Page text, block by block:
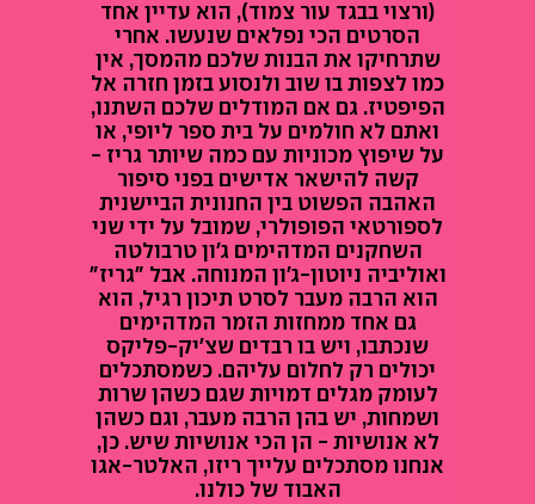
(ורצוי בבגד עור צמוד), הוא עדיין אחד
הסרטים הכי נפלאים שנעשו. אחרי
שתרחיקו את הבנות שלכם מהמסך, אין
כמו לצפות בו שוב ולנסוע בזמן חזרה אל
הפיפטיז. גם אם המודלים שלכם השתנו,
ואתם לא חולמים על בית ספר ליופי, או
על שיפוץ מכוניות עם כמה שיותר גריז -
קשה להישאר אדישים בפני סיפור
האהבה הפשוט בין החנונית הביישנית
לספורטאי הפופולרי, שמובל על ידי שני
השחקנים המדהימים ג'ון טרבולטה
ואוליביה ניוטון-ג'ון המנוחה. אבל "גריז"
הוא הרבה מעבר לסרט תיכון רגיל, הוא
גם אחד ממחזות הזמר המדהימים
שנכתבו, ויש בו רבדים שצ'יק-פליקס
יכולים רק לחלום עליהם. כשמסתכלים
לעומק מגלים דמויות שגם כשהן שרות
ושמחות, יש בהן הרבה מעבר, וגם כשהן
לא אנושיות - הן הכי אנושיות שיש. כן,
אנחנו מסתכלים עלייך ריזו, האלטר-אגו
האבוד של כולנו.